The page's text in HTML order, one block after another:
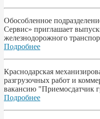
Обособленное
Сервис» приглашает
железнодорожного
Подробнее
Краснодарская
разгрузочных работ и
вакансию "Приемосдатчик
Подробнее